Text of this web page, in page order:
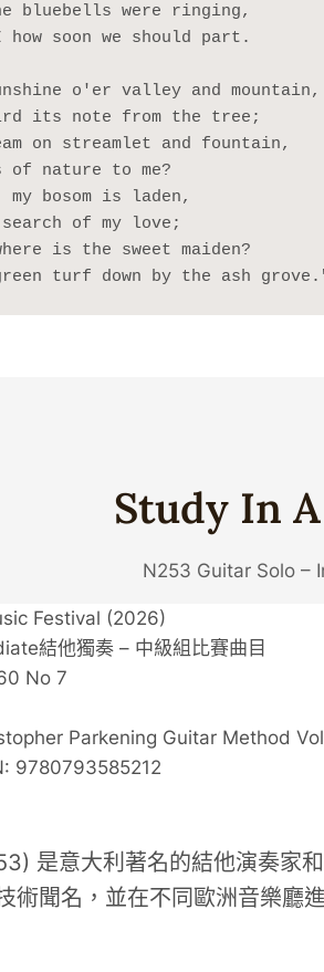
bluebells were ringing,
soon we should part.
o'er valley and mountain,
its note from the tree;
on streamlet and fountain,
of nature to me?
bosom is laden,
of my love;
is the sweet maiden?
turf down by the ash
Study In
N253 Guitar Solo –
Festival (2026)
結他獨奏 – 中級組比賽曲目
No 7
Parkening Guitar Method
9780793585212
是意大利著名的結他演奏家
術聞名，並在不同歐洲音樂廳